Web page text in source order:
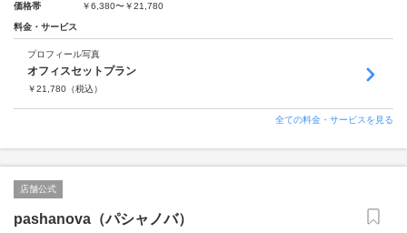
価格帯
￥6,380〜￥21,780
料金・サービス
プロフィール写真
オフィスセットプラン
￥21,780 （税込）
全ての料金・サービスを見る
店舗公式
pashanova（パシャノバ）